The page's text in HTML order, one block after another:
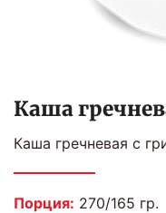
Каша
Каша гречневая с
Порция: 270/165 гр.